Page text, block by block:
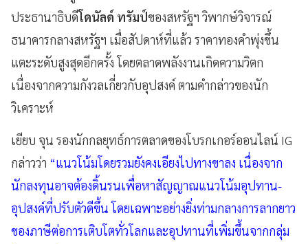
ประธานาธิบดีโดนัลด์ ทรัมป์ของสหรัฐฯ วิพากษ์วิจารณ์
ธนาคารกลางสหรัฐฯ เมื่อสัปดาห์ที่แล้ว ราคาทองคำพุ่งขึ้น
แตะระดับสูงสุดอีกครั้ง โดยตลาดพลังงานเกิดความวิตก
เนื่องจากความกังวลเกี่ยวกับอุปสงค์ ตามคำกล่าวของนัก
วิเคราะห์
เยียบ จุน รองนักกลยุทธ์การตลาดของโบรกเกอร์ออนไลน์ IG
กล่าวว่า “แนวโน้มโดยรวมยังคงเอียงไปทางขาลง เนื่องจาก
นักลงทุนอาจต้องดิ้นรนเพื่อหาสัญญาณแนวโน้มอุปทาน-
อุปสงค์ที่ปรับตัวดีขึ้น โดยเฉพาะอย่างยิ่งท่ามกลางการลากยาว
ของภาษีต่อการเติบโตทั่วโลกและอุปทานที่เพิ่มขึ้นจากกลุ่ม